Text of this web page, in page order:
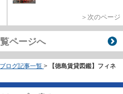
＞次のページ
ページへ
ブログ記事一覧 >
【徳島賃貸図鑑】フィネ